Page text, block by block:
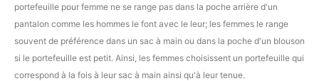
portefeuille pour femme ne se range pas dans la poche arrière d'un
pantalon comme les hommes le font avec le leur; les femmes le range
souvent de préférence dans un sac à main ou dans la poche d'un blouson
si le portefeuille est petit. Ainsi, les femmes choisissent un portefeuille qui
correspond à la fois à leur sac à main ainsi qu'à leur tenue.